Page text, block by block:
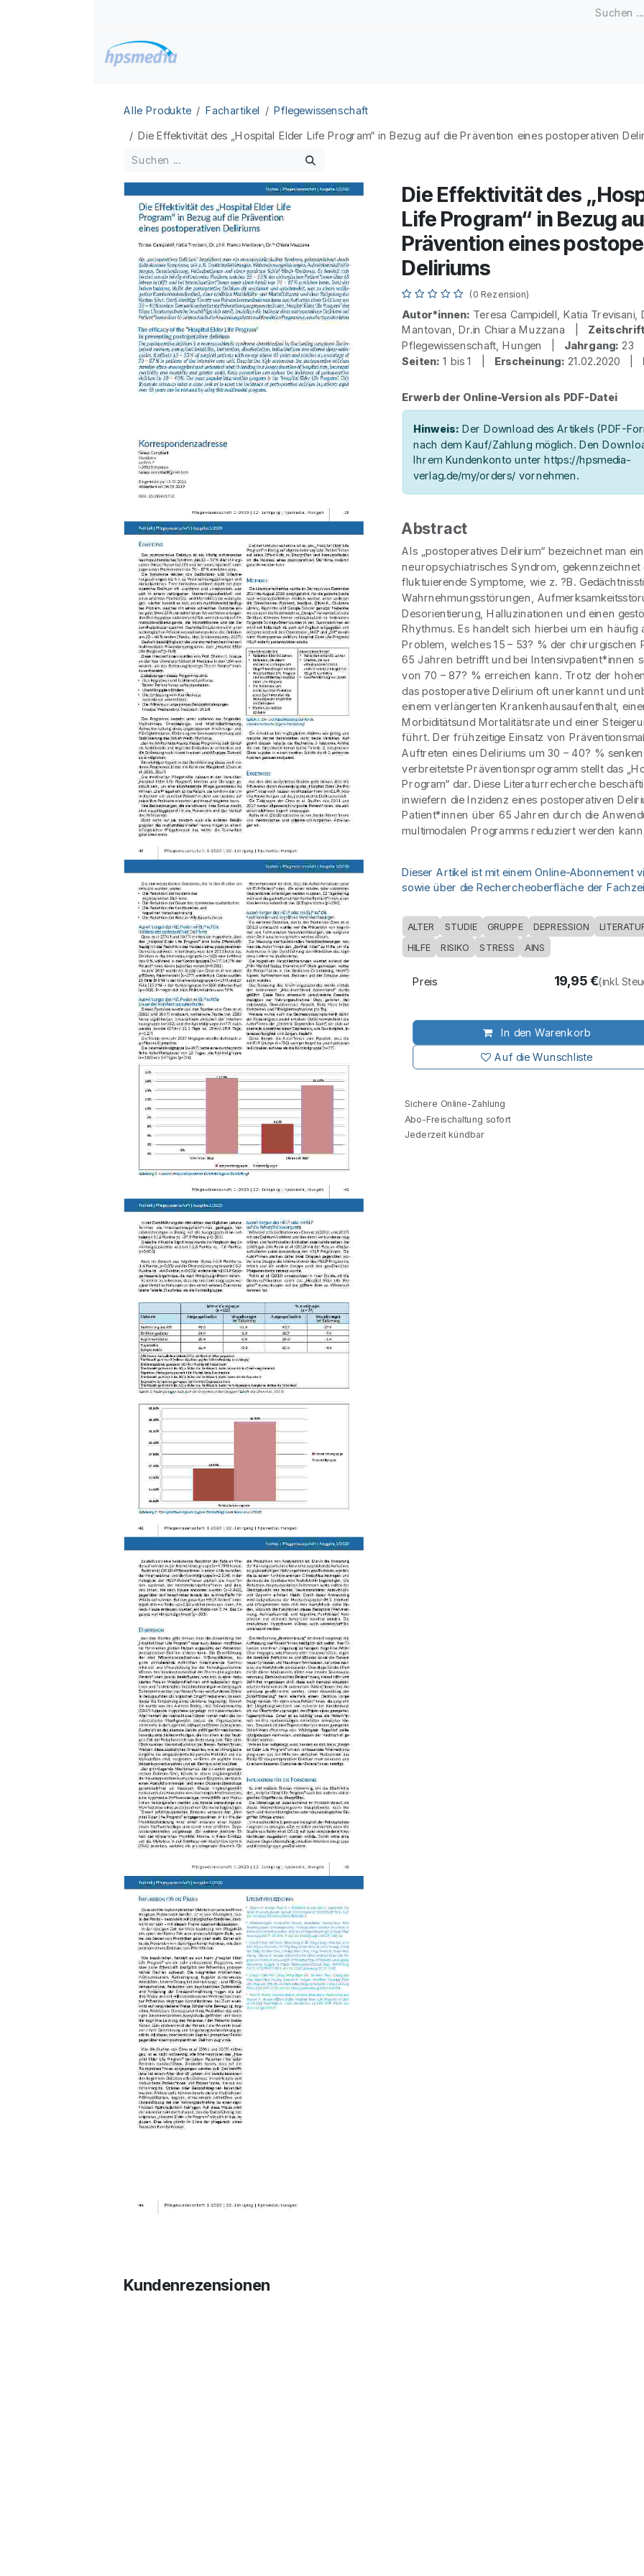
Alle Produkte Fachartikel
Pflegewissenschaft
Die Effektivität des „Hospital Elder Life Program“ in Bezug auf die Prävention eines postoperativen
Die Effektivität des
Life Program“ in Bezug
Prävention eines
Deliriums
(0 Rezension)
Autor*innen: Teresa Campidell, Katia Trevisani,
Mantovan, Dr.in Chiara Muzzana |
Pflegewissenschaft, Hungen | Jahrgang: 23
Seiten: 1 bis 1 | Erscheinung: 21.02.2020 |
Erwerb der Online-Version als PDF-Datei
Hinweis: Der Download des Artikels (PDF-
nach dem Kauf/Zahlung möglich. Den
Ihrem Kundenkonto unter https://hpsmedia-
verlag.de/my/orders/ vornehmen.
Abstract
Als „postoperatives Delirium“ bezeichnet man ein
neuropsychiatrisches Syndrom, gekennzeichnet
fluktuierende Symptome, wie z. ?B.
Wahrnehmungsstörungen,
Desorientierung, Halluzinationen und einen
Rhythmus. Es handelt sich hierbei um ein häufig
Problem, welches 15 – 53? % der chirurgischen
65 Jahren betrifft und bei Intensivpatient*innen
von 70 – 87? % erreichen kann. Trotz der
das postoperative Delirium oft unerkannt und
einem verlängerten Krankenhausaufenthalt,
Morbiditätsund Mortalitätsrate und einer
führt. Der frühzeitige Einsatz von
Auftreten eines Deliriums um 30 – 40? %
verbreitetste Präventionsprogramm stellt das
Program“ dar. Diese Literaturrecherche
inwiefern die Inzidenz eines postoperativen
Patient*innen über 65 Jahren durch die
multimodalen Programms reduziert werden
Dieser Artikel ist mit einem Online-Abonnement
sowie über die Rechercheoberfläche der
ALTER STUDIE GRUPPE DEPRESSION
HILFE RISIKO STRESS AINS
In den Warenkorb
Auf die Wunschliste
Preis 19,95€(inkl.
Sichere Online-Zahlung
Abo-Freischaltung sofort
Jederzeit kündbar
Kundenrezensionen